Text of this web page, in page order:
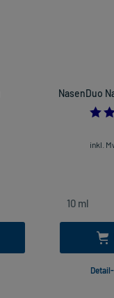
NasenDuo
inkl.